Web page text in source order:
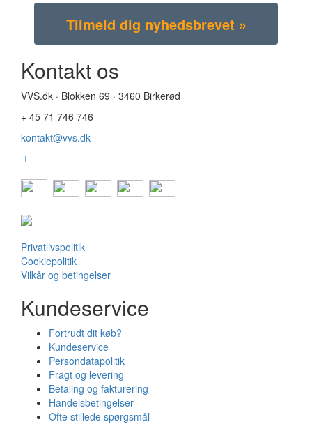
Kontakt os
VVS.dk · Blokken 69 · 3460 Birkerød
+ 45 71 746 746
kontakt@vvs.dk
Privatlivspolitik
Cookiepolitik
Vilkår og betingelser
Kundeservice
Fortrudt dit køb?
Kundeservice
Persondatapolitik
Fragt og levering
Betaling og fakturering
Handelsbetingelser
Ofte stillede spørgsmål